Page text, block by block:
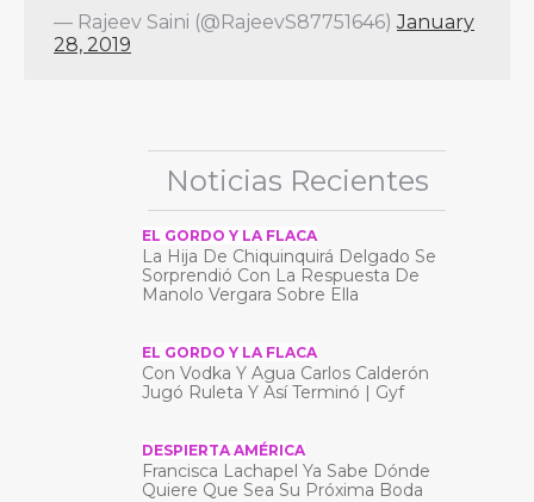
— Rajeev Saini (@RajeevS87751646)January
28, 2019
Noticias Recientes
EL GORDO Y LA FLACA
La Hija De Chiquinquirá Delgado Se
Sorprendió Con La Respuesta De
Manolo Vergara Sobre Ella
EL GORDO Y LA FLACA
Con Vodka Y Agua Carlos Calderón
Jugó Ruleta Y Así Terminó | Gyf
DESPIERTA AMÉRICA
Francisca Lachapel Ya Sabe Dónde
Quiere Que Sea Su Próxima Boda